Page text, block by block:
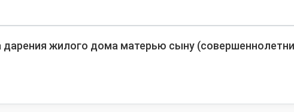
жилого дома матерью сыну